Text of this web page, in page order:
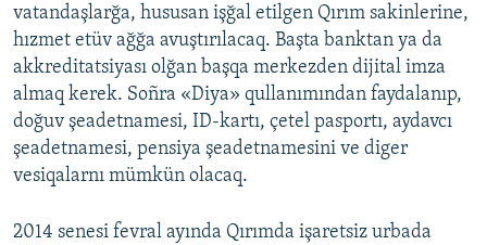
vatandaşlarğa, hususan işğal etilgen Qırım sakinlerine,
hızmet etüv ağğa avuştırılacaq. Başta banktan ya da
akkreditatsiyası olğan başqa merkezden dijital imza
almaq kerek. Soñra «Diya» qullanımından faydalanıp,
doğuv şeadetnamesi, ID-kartı, çetel pasportı, aydavcı
şeadetnamesi, pensiya şeadetnamesini ve diger
vesiqalarnı mümkün olacaq.
2014 senesi fevral ayında Qırımda işaretsiz urbada